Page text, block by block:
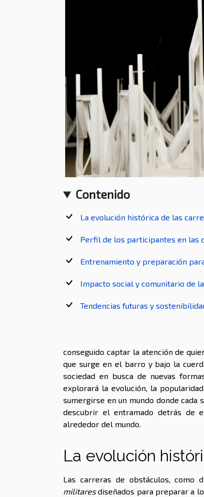
Contenido
La evolución histórica de las
Perfil de los participantes en las
Entrenamiento y preparación
Impacto social y comunitario de
Tendencias futuras y
conseguido captar la atención de
que surge en el barro y bajo la
sociedad en busca de nuevas
explorará la evolución, la
sumergirse en un mundo donde cada
descubrir el entramado detrás de
alrededor del mundo.
La evolución
Las carreras de obstáculos, como
militaresdiseñados para preparar a